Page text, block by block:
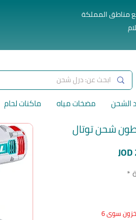
مناطق المملكة
الشحن مضخات مياه ماكنات لحام
شحن توتال
السعر
*
سوى 6